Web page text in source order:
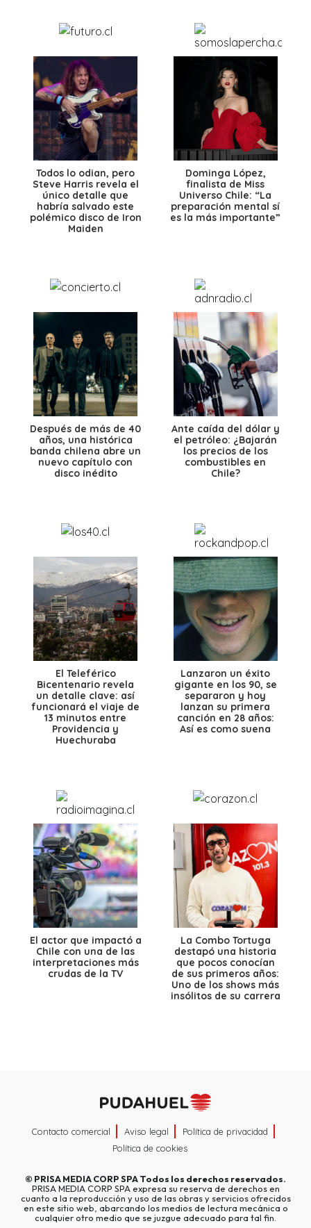
Todos lo odian, pero
Steve Harris revela el
único detalle que
habría salvado este
polémico disco de Iron
Maiden
Dominga López,
finalista de Miss
Universo Chile: “La
preparación mental sí
es la más importante”
Después de más de 40
años, una histórica
banda chilena abre un
nuevo capítulo con
disco inédito
Ante caída del dólar y
el petróleo: ¿Bajarán
los precios de los
combustibles en
Chile?
El Teleférico
Bicentenario revela
un detalle clave: así
funcionará el viaje de
13 minutos entre
Providencia y
Huechuraba
Lanzaron un éxito
gigante en los 90, se
separaron y hoy
lanzan su primera
canción en 28 años:
Así es como suena
El actor que impactó a
Chile con una de las
interpretaciones más
crudas de la TV
La Combo Tortuga
destapó una historia
que pocos conocían
de sus primeros años:
Uno de los shows más
insólitos de su carrera
Contacto comercial Aviso legal
Política de privacidad
Política de cookies
© PRISA MEDIA CORP SPATodos los derechos reservados.
PRISA MEDIA CORP SPA expresa su reserva de derechos en
cuanto a la reproducción y uso de las obras y servicios ofrecidos
en este sitio web, abarcando los medios de lectura mecánica o
cualquier otro medio que se juzgue adecuado para tal fin.